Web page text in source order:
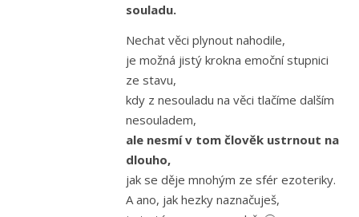
souladu.
Nechat věci plynout nahodile,
je možná jistý krokna emoční stupnici
ze stavu,
kdy z nesouladu na věci tlačíme dalším
nesouladem,
ale nesmí v tom člověk ustrnout na
dlouho,
jak se děje mnohým ze sfér ezoteriky.
A ano, jak hezky naznačuješ,